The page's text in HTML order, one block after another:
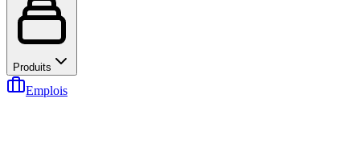
Produits
Emplois